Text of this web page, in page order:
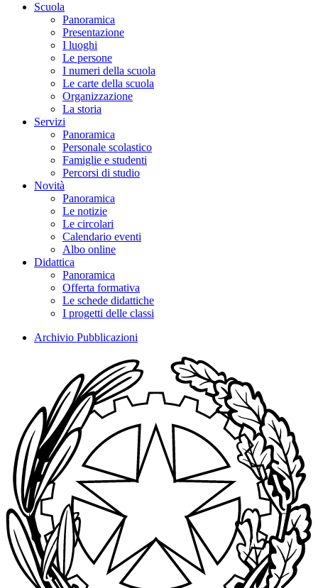
Scuola
Panoramica
Presentazione
I luoghi
Le persone
I numeri della scuola
Le carte della scuola
Organizzazione
La storia
Servizi
Panoramica
Personale scolastico
Famiglie e studenti
Percorsi di studio
Novità
Panoramica
Le notizie
Le circolari
Calendario eventi
Albo online
Didattica
Panoramica
Offerta formativa
Le schede didattiche
I progetti delle classi
Archivio Pubblicazioni